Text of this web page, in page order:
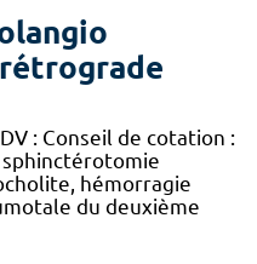
: Conseil de cotation :
sphinctérotomie
hémorragie
du deuxième